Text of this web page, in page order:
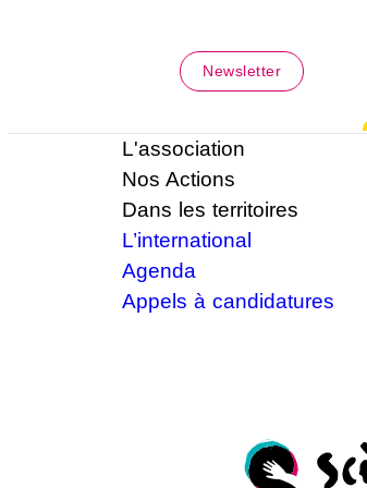
Newsletter
L'association
Nos Actions
Dans les territoires
L’international
Agenda
Appels à candidatures